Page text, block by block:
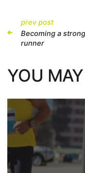
de
Previous
post:
prev post
Becoming a
runner
YOU